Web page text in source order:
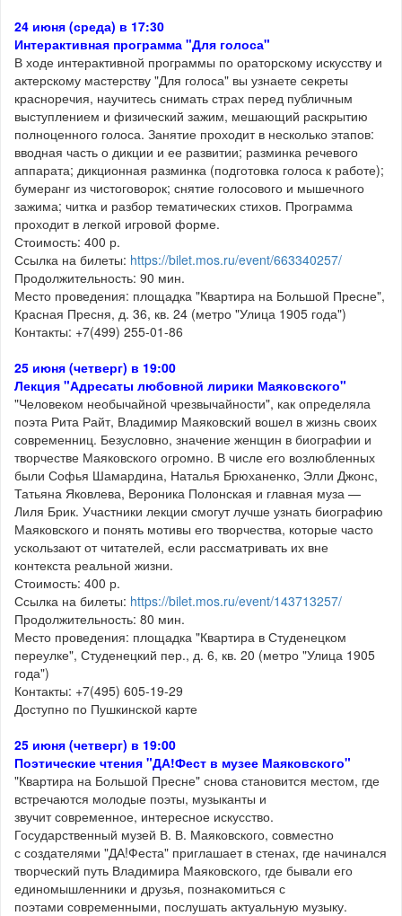
24 июня (среда) в 17:30
Интерактивная программа "Для голоса"
В ходе интерактивной программы по ораторскому искусству и
актерскому мастерству "Для голоса" вы узнаете секреты
красноречия, научитесь снимать страх перед публичным
выступлением и физический зажим, мешающий раскрытию
полноценного голоса. Занятие проходит в несколько этапов:
вводная часть о дикции и ее развитии; разминка речевого
аппарата; дикционная разминка (подготовка голоса к работе);
бумеранг из чистоговорок; снятие голосового и мышечного
зажима; читка и разбор тематических стихов. Программа
проходит в легкой игровой форме.
Стоимость: 400 р.
Ссылка на билеты: https://bilet.mos.ru/event/663340257/
Продолжительность: 90 мин.
Место проведения: площадка "Квартира на Большой Пресне",
Красная Пресня, д. 36, кв. 24 (метро "Улица 1905 года")
Контакты: +7(499) 255-01-86
25 июня (четверг) в 19:00
Лекция "Адресаты любовной лирики Маяковского"
"Человеком необычайной чрезвычайности", как определяла
поэта Рита Райт, Владимир Маяковский вошел в жизнь своих
современниц. Безусловно, значение женщин в биографии и
творчестве Маяковского огромно. В числе его возлюбленных
были Софья Шамардина, Наталья Брюханенко, Элли Джонс,
Татьяна Яковлева, Вероника Полонская и главная муза —
Лиля Брик. Участники лекции смогут лучше узнать биографию
Маяковского и понять мотивы его творчества, которые часто
ускользают от читателей, если рассматривать их вне
контекста реальной жизни.
Стоимость: 400 р.
Ссылка на билеты: https://bilet.mos.ru/event/143713257/
Продолжительность: 80 мин.
Место проведения: площадка "Квартира в Студенецком
переулке", Студенецкий пер., д. 6, кв. 20 (метро "Улица 1905
года")
Контакты: +7(495) 605-19-29
Доступно по Пушкинской карте
25 июня (четверг) в 19:00
Поэтические чтения "ДА!Фест в музее Маяковского"
"Квартира на Большой Пресне" снова становится местом, где
встречаются молодые поэты, музыканты и
звучит современное, интересное искусство.
Государственный музей В. В. Маяковского, совместно
с создателями "ДА!Феста" приглашает в стенах, где начинался
творческий путь Владимира Маяковского, где бывали его
единомышленники и друзья, познакомиться с
поэтами современными, послушать актуальную музыку.